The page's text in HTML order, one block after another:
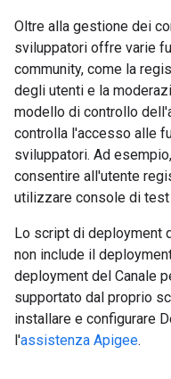
Oltre alla gestione dei
sviluppatori offre varie
community, come la
degli utenti e la
modello di controllo
controlla l'accesso alle
sviluppatori. Ad
consentire all'utente
utilizzare console di test
Lo script di deployment
non include il
deployment del Canale
supportato dal proprio
installare e configurare
l'assistenza Apigee.